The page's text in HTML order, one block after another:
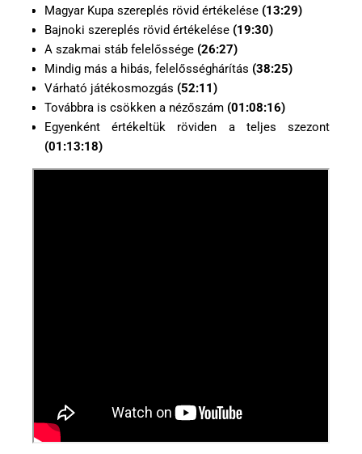
Magyar Kupa szereplés rövid értékelése (13:29)
Bajnoki szereplés rövid értékelése (19:30)
A szakmai stáb felelőssége (26:27)
Mindig más a hibás, felelősséghárítás (38:25)
Várható játékosmozgás (52:11)
Továbbra is csökken a nézőszám (01:08:16)
Egyenként értékeltük röviden a teljes szezont
(01:13:18)